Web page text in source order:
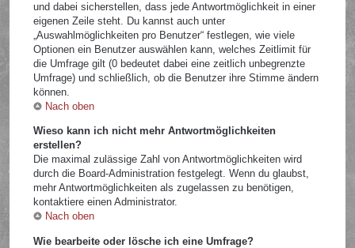
und dabei sicherstellen, dass jede Antwortmöglichkeit in einer
eigenen Zeile steht. Du kannst auch unter
„Auswahlmöglichkeiten pro Benutzer“ festlegen, wie viele
Optionen ein Benutzer auswählen kann, welches Zeitlimit für
die Umfrage gilt (0 bedeutet dabei eine zeitlich unbegrenzte
Umfrage) und schließlich, ob die Benutzer ihre Stimme ändern
können.
Nach oben
Wieso kann ich nicht mehr Antwortmöglichkeiten
erstellen?
Die maximal zulässige Zahl von Antwortmöglichkeiten wird
durch die Board-Administration festgelegt. Wenn du glaubst,
mehr Antwortmöglichkeiten als zugelassen zu benötigen,
kontaktiere einen Administrator.
Nach oben
Wie bearbeite oder lösche ich eine Umfrage?